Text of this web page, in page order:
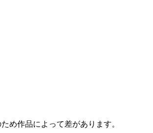
め作品によって差があります。